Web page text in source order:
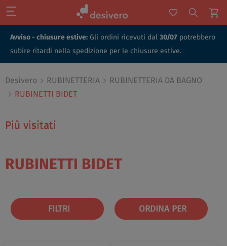
Avviso - chiusure estive: Gli ordini ricevuti dal 30/07 potrebbero
subire ritardi nella spedizione per le chiusure estive.
Desivero RUBINETTERIA
RUBINETTERIA DA BAGNO
RUBINETTI BIDET
Più visitati
Più visitati
RUBINETTI BIDET
FILTRI ORDINA PER